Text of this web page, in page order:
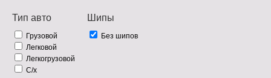
Тип авто
Грузовой
Легковой
Легкогрузовой
С/х
Шипы
Без шипов